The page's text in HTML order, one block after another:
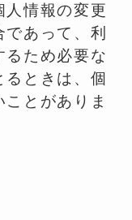
人情報の変更
あって、利
るため必要な
るときは、個
ことがありま